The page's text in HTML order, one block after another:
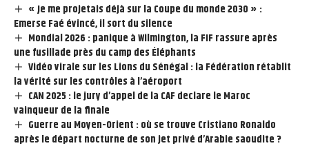
« Je me projetais déjà sur la Coupe du monde 2030 » :
Emerse Faé évincé, il sort du silence
Mondial 2026 : panique à Wilmington, la FIF rassure après
une fusillade près du camp des Éléphants
Vidéo virale sur les Lions du Sénégal : la Fédération rétablit
la vérité sur les contrôles à l’aéroport
CAN 2025 : le jury d’appel de la CAF declare le Maroc
vainqueur de la finale
Guerre au Moyen-Orient : où se trouve Cristiano Ronaldo
après le départ nocturne de son jet privé d’Arabie saoudite ?